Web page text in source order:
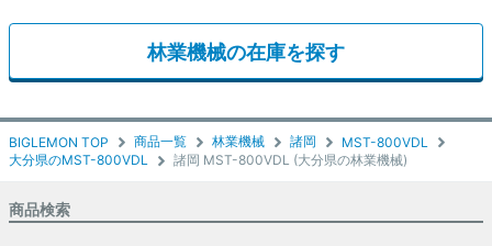
BIGLEMON TOP 商品一覧 林業機械 諸岡
MST-800VDL
大分県のMST-800VDL
諸岡 MST-800VDL (大分県の林業機械)
林業機械の在庫を探す
商品検索